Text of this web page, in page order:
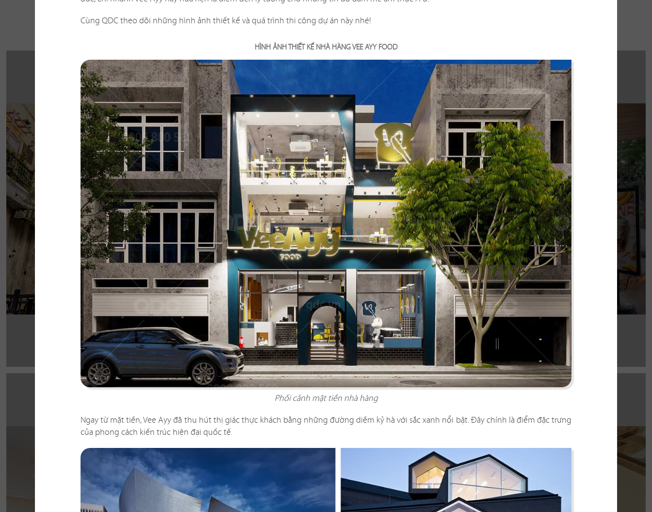
Một số dự án nhà hàng do QDC Design & Build trực tiếp thiết kế và thi công:
THE STREET "NHẬU CÓ
CHẤT"
The Street được dựa trên văn hóa vỉa hè độc đáo, xen lẫn hơi
thở của đường phố, mang đến vẻ đẹp Việt Nam đặc trưng
cho thực khách
KATINAT WATERBUS
Dự án được chúng tôi hoàn thiện gấp rút trong 35 ngày,
mang đến một không gian thưởng thức cafe - trà sữa ấn
tượng
Chi tiết
BẮC KIM THANG PHÊ LA
Cùng QDC theo dõi những hình ảnh thiết kế và quá trình thi công dự án này nhé!
HÌNH ẢNH THIẾT KẾ NHÀ HÀNG VEE AYY FOOD
Phối cảnh mặt tiền nhà hàng
Ngay từ mặt tiền, Vee Ayy đã thu hút thị giác thực khách bằng những đường diềm kỷ hà với sắc xanh nổi bật. Đây chính là điểm đặc trưng
của phong cách kiến trúc hiện đại quốc tế.